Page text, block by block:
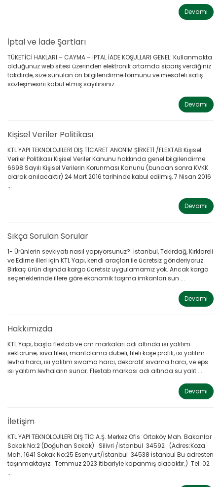
Devamı
İptal ve İade Şartları
TÜKETİCİ HAKLARI – CAYMA – İPTAL İADE KOŞULLARI GENEL: Kullanmakta
olduğunuz web sitesi üzerinden elektronik ortamda sipariş verdiğiniz
takdirde, size sunulan ön bilgilendirme formunu ve mesafeli satış
sözleşmesini kabul etmiş sayılırsınız. ...
Devamı
Kişisel Veriler Politikası
KTL YAPI TEKNOLOJİLERİ DIŞ TİCARET ANONİM ŞİRKETİ /FLEXTAB Kişisel
Veriler Politikası Kişisel Veriler Kanunu hakkında genel bilgilendirme
6698 Sayılı Kişisel Verilerin Korunması Kanunu (bundan sonra KVKK
olarak anılacaktır) 24 Mart 2016 tarihinde kabul edilmiş, 7 Nisan 2016
...
Devamı
Sıkça Sorulan Sorular
1- Ürünlerin sevkiyatı nasıl yapıyorsunuz? İstanbul, Tekirdağ, Kırklareli
ve Edirne illeri için KTL Yapı, kendi araçları ile ücretsiz gönderiyoruz.
Birkaç ürün dışında kargo ücretsiz uygulamamız yok. Ancak kargo
seçeneklerinde illere göre ekonomik taşıma imkanları sun ...
Devamı
Hakkımızda
KTL Yapı, başta flextab ve cm markaları adı altında ısı yalıtım
sektörüne; sıva filesi, mantolama dübeli, fileli köşe profili, ısı yalıtım
levha harcı, ısı yalıtım sıvama harcı, dekoratif sıvama harcı, ve eps
ısı yalıtım levhaların sunar. Flextab markası adı altında su yalıt ...
Devamı
İletişim
KTL YAPI TEKNOLOJİLERİ DIŞ TİC A.Ş. Merkez Ofis Ortaköy Mah. Bakanlar
Sokak No:2 (Doğuhan Sokak) Silivri /İstanbul 34592 (Adres:Koza
Mah. 1641 Sokak No:25 Esenyurt/İstanbul 34538 İstanbul Bu adresten
taşınmaktayız. Temmuz 2023 itibariyle kapanmış olacaktır.) Tel: 02
...